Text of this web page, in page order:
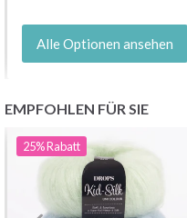
Alle Optionen ansehen
EMPFOHLEN FÜR SIE
25%Rabatt